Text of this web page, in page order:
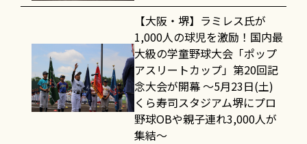
【大阪・堺】ラミレス氏が
1,000人の球児を激励！国内最
大級の学童野球大会「ポップ
アスリートカップ」第20回記
念大会が開幕 〜5月23日(土)
くら寿司スタジアム堺にプロ
野球OBや親子連れ3,000人が
集結〜